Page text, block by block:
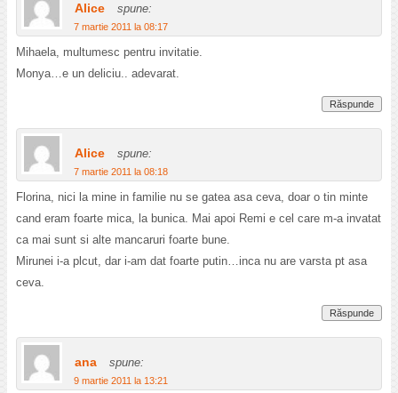
Alice spune:
7 martie 2011 la 08:17
Mihaela, multumesc pentru invitatie.
Monya…e un deliciu.. adevarat.
Răspunde
Alice spune:
7 martie 2011 la 08:18
Florina, nici la mine in familie nu se gatea asa ceva, doar o tin minte
cand eram foarte mica, la bunica. Mai apoi Remi e cel care m-a invatat
ca mai sunt si alte mancaruri foarte bune.
Mirunei i-a plcut, dar i-am dat foarte putin…inca nu are varsta pt asa
ceva.
Răspunde
ana spune:
9 martie 2011 la 13:21